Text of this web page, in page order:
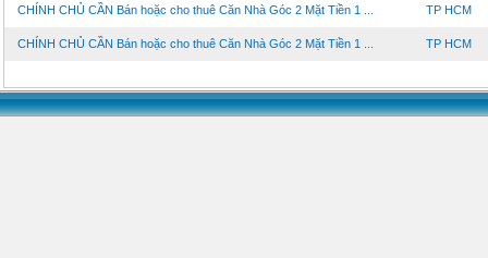
CHÍNH CHỦ CẦN Bán hoặc cho thuê Căn Nhà Góc 2 Mặt Tiền 1 ... TP HCM
CHÍNH CHỦ CẦN Bán hoặc cho thuê Căn Nhà Góc 2 Mặt Tiền 1 ... TP HCM